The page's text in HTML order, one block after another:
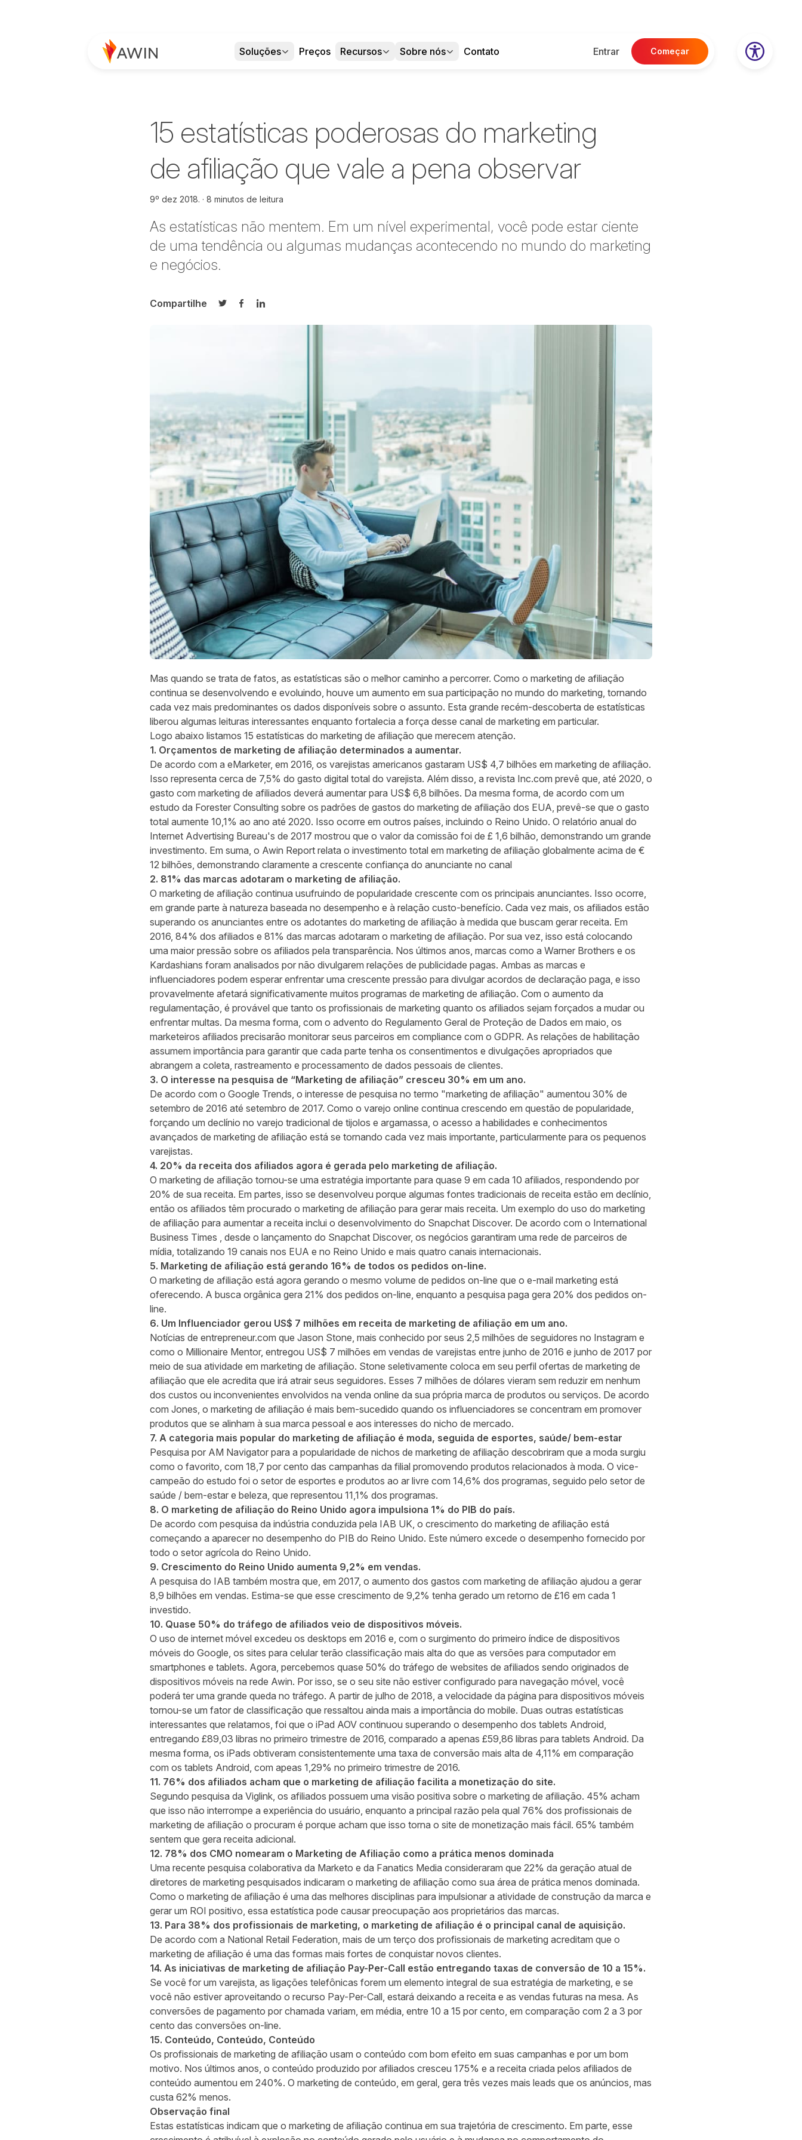
Soluções Preços Recursos Sobre nós Contato Entrar Começar
15 estatísticas poderosas do marketing
de afiliação que vale a pena observar
9º dez 2018. 8 minutos de leitura
As estatísticas não mentem. Em um nível experimental, você pode estar ciente
de uma tendência ou algumas mudanças acontecendo no mundo do marketing
e negócios.
Compartilhe
Compartilhar no Twitter
Compartilhar no Facebook
Compartilhar no LinkedIn
Mas quando se trata de fatos, as estatísticas são o melhor caminho a percorrer. Como o marketing de afiliação
continua se desenvolvendo e evoluindo, houve um aumento em sua participação no mundo do marketing, tornando
cada vez mais predominantes os dados disponíveis sobre o assunto. Esta grande recém-descoberta de estatísticas
liberou algumas leituras interessantes enquanto fortalecia a força desse canal de marketing em particular.
Logo abaixo listamos 15 estatísticas do marketing de afiliação que merecem atenção.
1. Orçamentos de marketing de afiliação determinados a aumentar.
De acordo com a eMarketer, em 2016, os varejistas americanos gastaram US$ 4,7 bilhões em marketing de afiliação.
Isso representa cerca de 7,5% do gasto digital total do varejista. Além disso, a revista Inc.com prevê que, até 2020, o
gasto com marketing de afiliados deverá aumentar para US$ 6,8 bilhões. Da mesma forma, de acordo com um
estudo da Forester Consulting sobre os padrões de gastos do marketing de afiliação dos EUA, prevê-se que o gasto
total aumente 10,1% ao ano até 2020. Isso ocorre em outros países, incluindo o Reino Unido. O relatório anual do
Internet Advertising Bureau's de 2017 mostrou que o valor da comissão foi de £ 1,6 bilhão, demonstrando um grande
investimento. Em suma, o Awin Reportrelata o investimento total em marketing de afiliação globalmente acima de €
12 bilhões, demonstrando claramente a crescente confiança do anunciante no canal
2. 81% das marcas adotaram o marketing de afiliação.
O marketing de afiliação continua usufruindo de popularidade crescente com os principais anunciantes. Isso ocorre,
em grande parte à natureza baseada no desempenho e à relação custo-benefício. Cada vez mais, os afiliados estão
superando os anunciantes entre os adotantes do marketing de afiliação à medida que buscam gerar receita. Em
2016, 84% dos afiliados e 81% das marcas adotaram o marketing de afiliação. Por sua vez, isso está colocando
uma maior pressão sobre os afiliados pela transparência. Nos últimos anos, marcas como a Warner Brothers e os
Kardashians foram analisados por não divulgarem relações de publicidade pagas. Ambas as marcas e
influenciadores podem esperar enfrentar uma crescente pressão para divulgar acordos de declaração paga, e isso
provavelmente afetará significativamente muitos programas de marketing de afiliação. Com o aumento da
regulamentação, é provável que tanto os profissionais de marketing quanto os afiliados sejam forçados a mudar ou
enfrentar multas. Da mesma forma, com o advento do Regulamento Geral de Proteção de Dados em maio, os
marketeiros afiliados precisarão monitorar seus parceiros em compliance com o GDPR. As relações de habilitação
assumem importância para garantir que cada parte tenha os consentimentos e divulgações apropriados que
abrangem a coleta, rastreamento e processamento de dados pessoais de clientes.
3. O interesse na pesquisa de “Marketing de afiliação” cresceu 30% em um ano.
De acordo com o Google Trends, o interesse de pesquisa no termo "marketing de afiliação" aumentou 30% de
setembro de 2016 até setembro de 2017. Como o varejo online continua crescendo em questão de popularidade,
forçando um declínio no varejo tradicional de tijolos e argamassa, o acesso a habilidades e conhecimentos
avançados de marketing de afiliação está se tornando cada vez mais importante, particularmente para os pequenos
varejistas.
4. 20% da receita dos afiliados agora é gerada pelo marketing de afiliação.
O marketing de afiliação tornou-se uma estratégia importante para quase 9 em cada 10 afiliados, respondendo por
20% de sua receita. Em partes, isso se desenvolveu porque algumas fontes tradicionais de receita estão em declínio,
então os afiliados têm procurado o marketing de afiliação para gerar mais receita. Um exemplo do uso do marketing
de afiliação para aumentar a receita inclui o desenvolvimento do Snapchat Discover. De acordo com o International
Business Times , desde o lançamento do Snapchat Discover, os negócios garantiram uma rede de parceiros de
mídia, totalizando 19 canais nos EUA e no Reino Unido e mais quatro canais internacionais.
5. Marketing de afiliação está gerando 16% de todos os pedidos on-line.
O marketing de afiliação está agora gerando o mesmo volume de pedidos on-line que o e-mail marketing está
oferecendo. A busca orgânica gera 21% dos pedidos on-line, enquanto a pesquisa paga gera 20% dos pedidos on-
line.
6. Um Influenciador gerou US$ 7 milhões em receita de marketing de afiliação em um ano.
Notícias de entrepreneur.com que Jason Stone, mais conhecido por seus 2,5 milhões de seguidores no Instagram e
como o Millionaire Mentor, entregou US$ 7 milhões em vendas de varejistas entre junho de 2016 e junho de 2017 por
meio de sua atividade em marketing de afiliação. Stone seletivamente coloca em seu perfil ofertas de marketing de
afiliação que ele acredita que irá atrair seus seguidores. Esses 7 milhões de dólares vieram sem reduzir em nenhum
dos custos ou inconvenientes envolvidos na venda online da sua própria marca de produtos ou serviços. De acordo
com Jones, o marketing de afiliação é mais bem-sucedido quando os influenciadores se concentram em promover
produtos que se alinham à sua marca pessoal e aos interesses do nicho de mercado.
7. A categoria mais popular do marketing de afiliação é moda, seguida de esportes, saúde/ bem-estar
Pesquisa por AM Navigatorpara a popularidade de nichos de marketing de afiliação descobriram que a moda surgiu
como o favorito, com 18,7 por cento das campanhas da filial promovendo produtos relacionados à moda. O vice-
campeão do estudo foi o setor de esportes e produtos ao ar livre com 14,6% dos programas, seguido pelo setor de
saúde / bem-estar e beleza, que representou 11,1% dos programas.
8. O marketing de afiliação do Reino Unido agora impulsiona 1% do PIB do país.
De acordo com pesquisa da indústria conduzida pela IAB UK, o crescimento do marketing de afiliação está
começando a aparecer no desempenho do PIB do Reino Unido. Este número excede o desempenho fornecido por
todo o setor agrícola do Reino Unido.
9. Crescimento do Reino Unido aumenta 9,2% em vendas.
A pesquisa do IAB também mostra que, em 2017, o aumento dos gastos com marketing de afiliação ajudou a gerar
8,9 bilhões em vendas. Estima-se que esse crescimento de 9,2% tenha gerado um retorno de £16 em cada 1
investido.
10. Quase 50% do tráfego de afiliados veio de dispositivos móveis.
O uso de internet móvel excedeu os desktops em 2016 e, com o surgimento do primeiro índice de dispositivos
móveis do Google, os sites para celular terão classificação mais alta do que as versões para computador em
smartphones e tablets. Agora, percebemos quase 50% do tráfego de websites de afiliados sendo originados de
dispositivos móveis na rede Awin. Por isso, se o seu site não estiver configurado para navegação móvel, você
poderá ter uma grande queda no tráfego. A partir de julho de 2018, a velocidade da página para dispositivos móveis
tornou-se um fator de classificação que ressaltou ainda mais a importância do mobile. Duas outras estatísticas
interessantes que relatamos, foi que o iPad AOV continuou superando o desempenho dos tablets Android,
entregando £89,03 libras no primeiro trimestre de 2016, comparado a apenas £59,86 libras para tablets Android. Da
mesma forma, os iPads obtiveram consistentemente uma taxa de conversão mais alta de 4,11% em comparação
com os tablets Android, com apeas 1,29% no primeiro trimestre de 2016.
11. 76% dos afiliados acham que o marketing de afiliação facilita a monetização do site.
Segundo pesquisa da Viglink, os afiliados possuem uma visão positiva sobre o marketing de afiliação. 45% acham
que isso não interrompe a experiência do usuário, enquanto a principal razão pela qual 76% dos profissionais de
marketing de afiliação o procuram é porque acham que isso torna o site de monetização mais fácil. 65% também
sentem que gera receita adicional.
12. 78% dos CMO nomearam o Marketing de Afiliação como a prática menos dominada
Uma recente pesquisa colaborativa da Marketo e da Fanatics Media consideraram que 22% da geração atual de
diretores de marketing pesquisados indicaram o marketing de afiliação como sua área de prática menos dominada.
Como o marketing de afiliação é uma das melhores disciplinas para impulsionar a atividade de construção da marca e
gerar um ROI positivo, essa estatística pode causar preocupação aos proprietários das marcas.
13. Para 38% dos profissionais de marketing, o marketing de afiliação é o principal canal de aquisição.
De acordo com a National Retail Federation, mais de um terço dos profissionais de marketing acreditam que o
marketing de afiliação é uma das formas mais fortes de conquistar novos clientes.
14. As iniciativas de marketing de afiliação Pay-Per-Call estão entregando taxas de conversão de 10 a 15%.
Se você for um varejista, as ligações telefônicas forem um elemento integral de sua estratégia de marketing, e se
você não estiver aproveitando o recurso Pay-Per-Call, estará deixando a receita e as vendas futuras na mesa. As
conversões de pagamento por chamada variam, em média, entre 10 a 15 por cento, em comparação com 2 a 3 por
cento das conversões on-line.
15. Conteúdo, Conteúdo, Conteúdo
Os profissionais de marketing de afiliação usam o conteúdo com bom efeito em suas campanhas e por um bom
motivo. Nos últimos anos, o conteúdo produzido por afiliados cresceu 175% e a receita criada pelos afiliados de
conteúdo aumentou em 240%. O marketing de conteúdo, em geral, gera três vezes mais leads que os anúncios, mas
custa 62% menos.
Observação final
Estas estatísticas indicam que o marketing de afiliação continua em sua trajetória de crescimento. Em parte, esse